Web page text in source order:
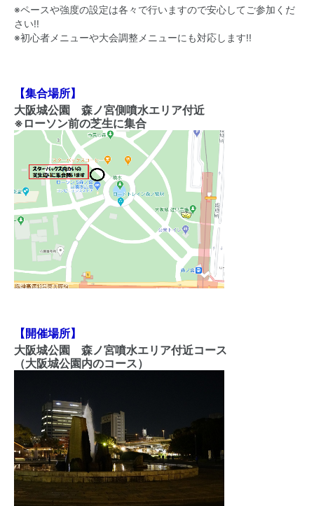
※ペースや強度の設定は各々で行いますので安心してご参加くだ
さい!!
※初心者メニューや大会調整メニューにも対応します!!
【集合場所】
大阪城公園 森ノ宮側噴水エリア 付近
※ローソン前の芝生に集合
【開催場所】
大阪城公園 森ノ宮噴水エリア付近コース
（大阪城公園内のコース）